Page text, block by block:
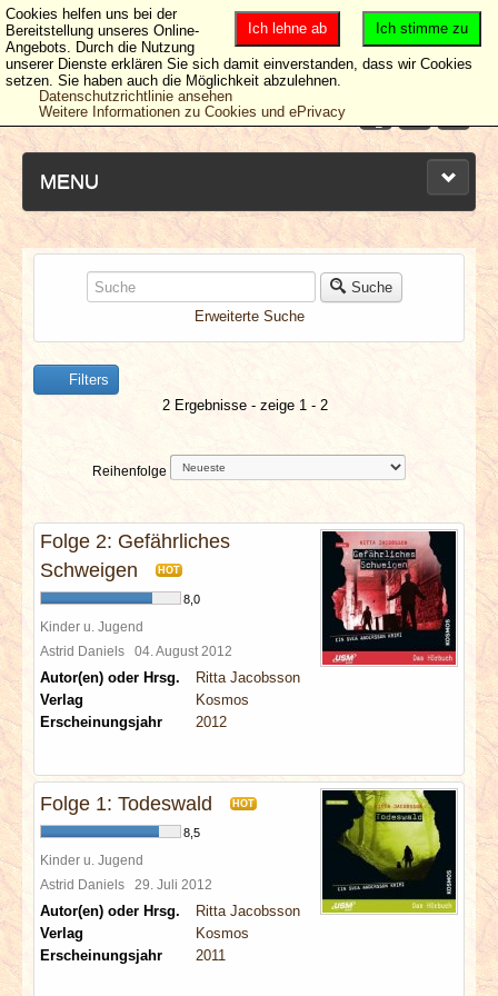
MENU
NEUESTE ARTIKEL
NEWS & DATES
BERICHTE
VERLOSUNGEN
SPECIALS
REDAKTION
LINKS
Suche
Erweiterte Suche
Filters
2 Ergebnisse - zeige 1 - 2
Reihenfolge
Folge 2: Gefährliches
Schweigen
HOT
8,0
Kinder u. Jugend
Astrid Daniels 04. August 2012
Autor(en) oder Hrsg.
Ritta Jacobsson
Verlag
Kosmos
Erscheinungsjahr
2012
Folge 1: Todeswald HOT
8,5
Kinder u. Jugend
Astrid Daniels 29. Juli 2012
Autor(en) oder Hrsg.
Ritta Jacobsson
Verlag
Kosmos
Erscheinungsjahr
2011
Ich stimme zu
Ich lehne ab
Cookies helfen uns bei der
Bereitstellung unseres Online-
Angebots. Durch die Nutzung
unserer Dienste erklären Sie sich damit einverstanden, dass wir Cookies
setzen. Sie haben auch die Möglichkeit abzulehnen.
Datenschutzrichtlinie ansehen
Weitere Informationen zu Cookies und ePrivacy